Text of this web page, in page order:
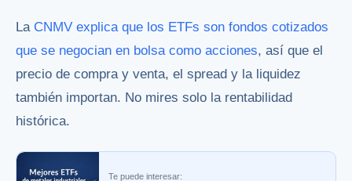
La CNMV explica que los ETFs son fondos cotizados
que se negocian en bolsa como acciones, así que el
precio de compra y venta, el spread y la liquidez
también importan. No mires solo la rentabilidad
histórica.
Te puede interesar: